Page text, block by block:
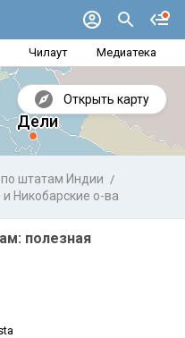
Чилаут Медиатека
Открыть карту
по штатам Индии
Никобарские о-ва
полезная